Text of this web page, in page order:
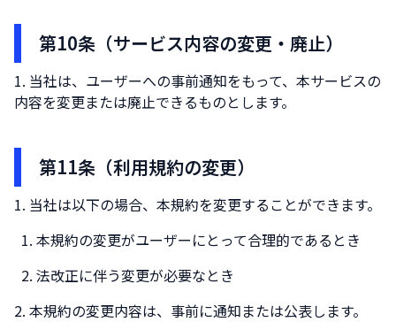
第10条（サービス内容の変更・廃止）
当社は、ユーザーへの事前通知をもって、本サービスの
内容を変更または廃止できるものとします。
第11条（利用規約の変更）
当社は以下の場合、本規約を変更することができます。
本規約の変更がユーザーにとって合理的であるとき
法改正に伴う変更が必要なとき
本規約の変更内容は、事前に通知または公表します。